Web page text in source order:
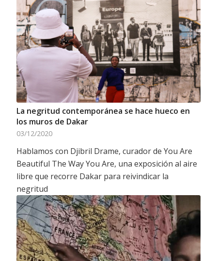
La negritud contemporánea se hace hueco en
los muros de Dakar
03/12/2020
Hablamos con Djibril Drame, curador de You Are
Beautiful The Way You Are, una exposición al aire
libre que recorre Dakar para reivindicar la
negritud